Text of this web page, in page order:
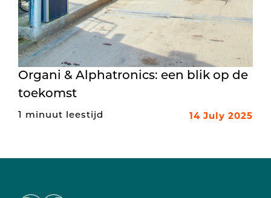
Organi & Alphatronics: een blik op de
toekomst
1 minuut leestijd 14 July 2025